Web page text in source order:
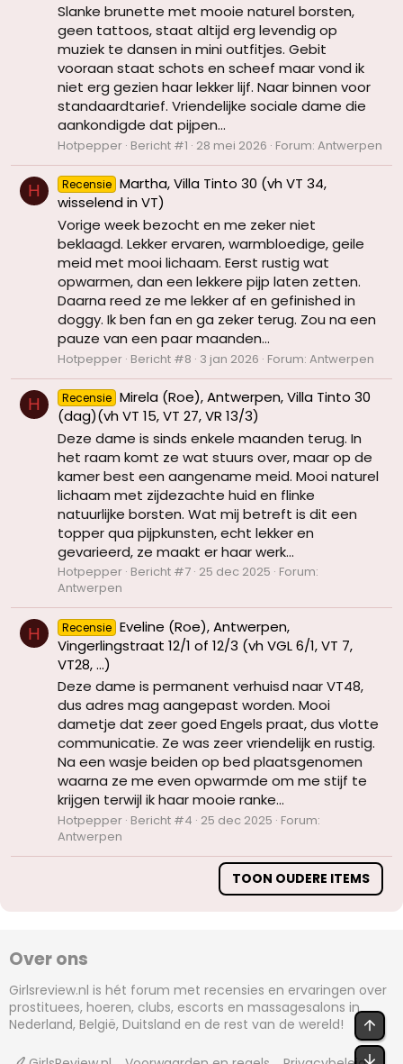
Slanke brunette met mooie naturel borsten,
geen tattoos, staat altijd erg levendig op
muziek te dansen in mini outfitjes. Gebit
vooraan staat schots en scheef maar vond ik
niet erg gezien haar lekker lijf. Naar binnen voor
standaardtarief. Vriendelijke sociale dame die
aankondigde dat pijpen...
Hotpepper Bericht #1 28 mei 2026 Forum: Antwerpen
H Recensie Martha, Villa Tinto 30 (vh VT 34,
wisselend in VT)
Vorige week bezocht en me zeker niet
beklaagd. Lekker ervaren, warmbloedige, geile
meid met mooi lichaam. Eerst rustig wat
opwarmen, dan een lekkere pijp laten zetten.
Daarna reed ze me lekker af en gefinished in
doggy. Ik ben fan en ga zeker terug. Zou na een
pauze van een paar maanden...
Hotpepper Bericht #8 3 jan 2026 Forum: Antwerpen
H Recensie Mirela (Roe), Antwerpen, Villa Tinto 30
(dag)(vh VT 15, VT 27, VR 13/3)
Deze dame is sinds enkele maanden terug. In
het raam komt ze wat stuurs over, maar op de
kamer best een aangename meid. Mooi naturel
lichaam met zijdezachte huid en flinke
natuurlijke borsten. Wat mij betreft is dit een
topper qua pijpkunsten, echt lekker en
gevarieerd, ze maakt er haar werk...
Hotpepper Bericht #7 25 dec 2025 Forum:
Antwerpen
H Recensie Eveline (Roe), Antwerpen,
Vingerlingstraat 12/1 of 12/3 (vh VGL 6/1, VT 7,
VT28, ...)
Deze dame is permanent verhuisd naar VT48,
dus adres mag aangepast worden. Mooi
dametje dat zeer goed Engels praat, dus vlotte
communicatie. Ze was zeer vriendelijk en rustig.
Na een wasje beiden op bed plaatsgenomen
waarna ze me even opwarmde om me stijf te
krijgen terwijl ik haar mooie ranke...
Hotpepper Bericht #4 25 dec 2025 Forum:
Antwerpen
TOON OUDERE ITEMS
Over ons
Girlsreview.nl is hét forum met recensies en ervaringen over
prostituees, hoeren, clubs, escorts en massagesalons in
Nederland, België, Duitsland en de rest van de wereld!